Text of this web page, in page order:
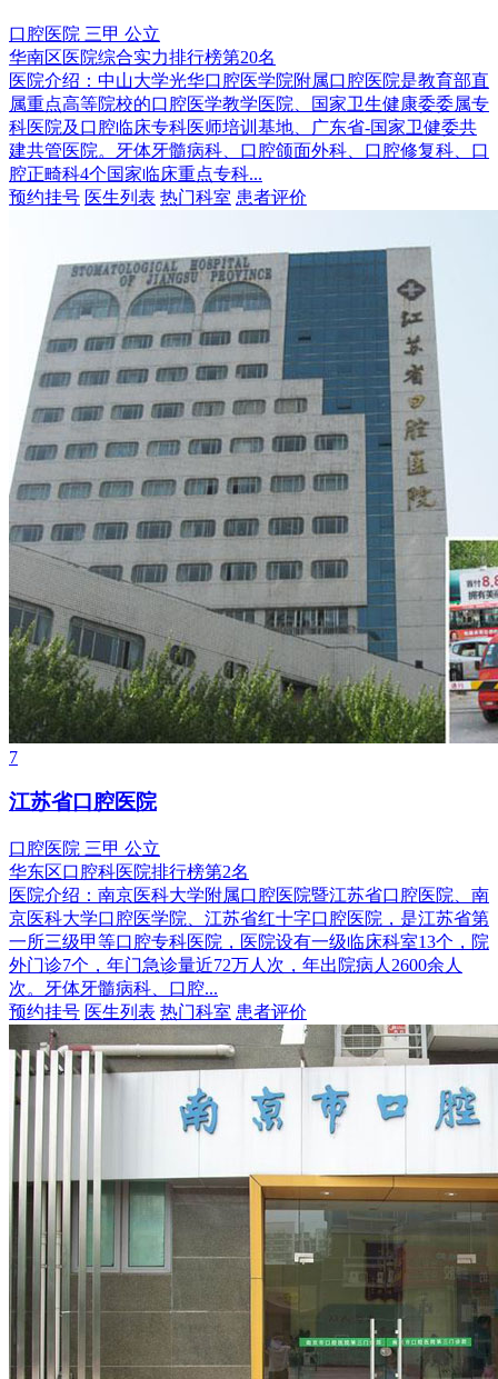
口腔医院 三甲 公立
华南区医院综合实力排行榜第20名
医院介绍： 中山大学光华口腔医学院附属口腔医院是教育部直
属重点高等院校的口腔医学教学医院、国家卫生健康委委属专
科医院及口腔临床专科医师培训基地、广东省-国家卫健委共
建共管医院。牙体牙髓病科、口腔颌面外科、口腔修复科、口
腔正畸科4个国家临床重点专科...
预约挂号 医生列表 热门科室 患者评价
7
江苏省口腔医院
口腔医院 三甲 公立
华东区口腔科医院排行榜第2名
医院介绍： 南京医科大学附属口腔医院暨江苏省口腔医院、南
京医科大学口腔医学院、江苏省红十字口腔医院，是江苏省第
一所三级甲等口腔专科医院，医院设有一级临床科室13个，院
外门诊7个，年门急诊量近72万人次，年出院病人2600余人
次。牙体牙髓病科、口腔...
预约挂号 医生列表 热门科室 患者评价